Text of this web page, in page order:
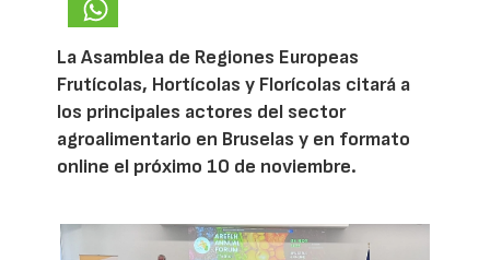
La Asamblea de Regiones Europeas
Frutícolas, Hortícolas y Florícolas citará a
los principales actores del sector
agroalimentario en Bruselas y en formato
online el próximo 10 de noviembre.